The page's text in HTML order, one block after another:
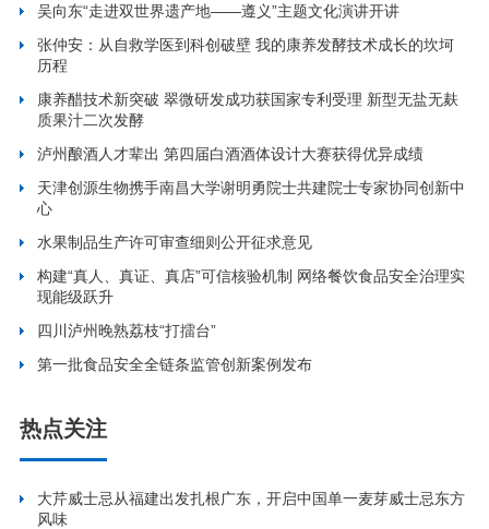
吴向东“走进双世界遗产地——遵义”主题文化演讲开讲
张仲安：从自救学医到科创破壁 我的康养发酵技术成长的坎坷
历程
康养醋技术新突破 翠微研发成功获国家专利受理 新型无盐无麸
质果汁二次发酵
泸州酿酒人才辈出 第四届白酒酒体设计大赛获得优异成绩
天津创源生物携手南昌大学谢明勇院士共建院士专家协同创新中
心
水果制品生产许可审查细则公开征求意见
构建“真人、真证、真店”可信核验机制 网络餐饮食品安全治理实
现能级跃升
四川泸州晚熟荔枝“打擂台”
第一批食品安全全链条监管创新案例发布
热点关注
大芹威士忌从福建出发扎根广东，开启中国单一麦芽威士忌东方
风味